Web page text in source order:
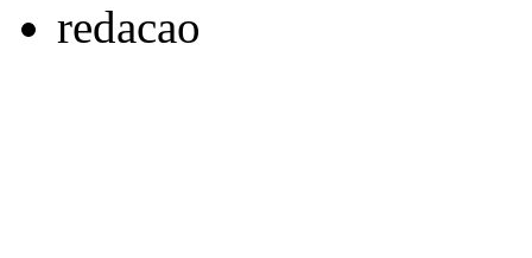
redacao